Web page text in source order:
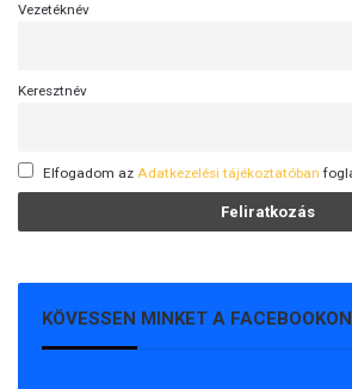
Vezetéknév
Keresztnév
Elfogadom az Adatkezelési tájékoztatóban
KÖVESSEN MINKET A FACEBOOKON